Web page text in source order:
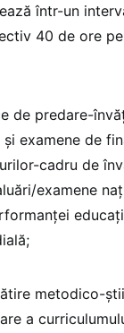
într-un
40 de ore
de predare-
examene de
cadru de
examene
metodico-
a